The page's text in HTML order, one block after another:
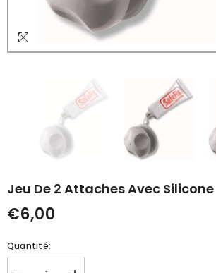
Jeu De 2 Attaches Avec Silicone
€6,00
Quantité: